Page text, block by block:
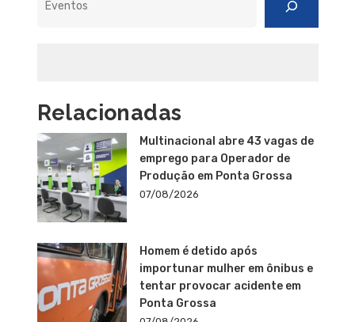
Relacionadas
Multinacional abre 43 vagas de
emprego para Operador de
Produção em Ponta Grossa
07/08/2026
Homem é detido após
importunar mulher em ônibus e
tentar provocar acidente em
Ponta Grossa